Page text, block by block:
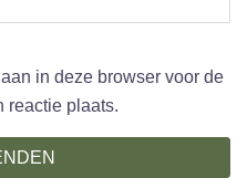
in deze browser voor de
reactie plaats.